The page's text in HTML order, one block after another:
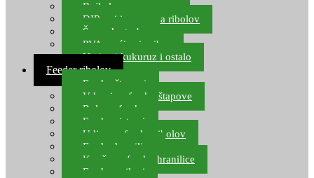
Boile lovne
DIP-ovi i arome za ribolov
Šaranske torbe
PVA vrećice i pribor
Umjetni kukuruz i ostalo
Feeder ribolov
Feeder štapovi
Vrhovi za feeder štapove
Role za feeder
Feeder sistemi
Udice za feeder ribolov
Feeder hranilice
Kopče za feeder hranilice
Feeder najloni